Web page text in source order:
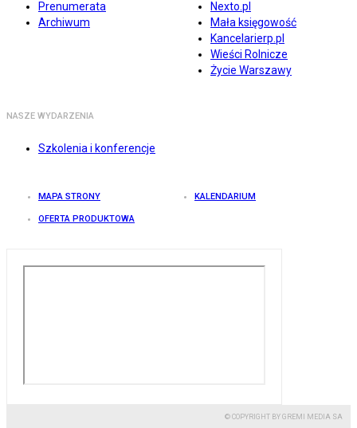
Prenumerata
Archiwum
Nexto.pl
Mała księgowość
Kancelarierp.pl
Wieści Rolnicze
Życie Warszawy
NASZE WYDARZENIA
Szkolenia i konferencje
MAPA STRONY KALENDARIUM
OFERTA PRODUKTOWA
© COPYRIGHT BY GREMI MEDIA SA